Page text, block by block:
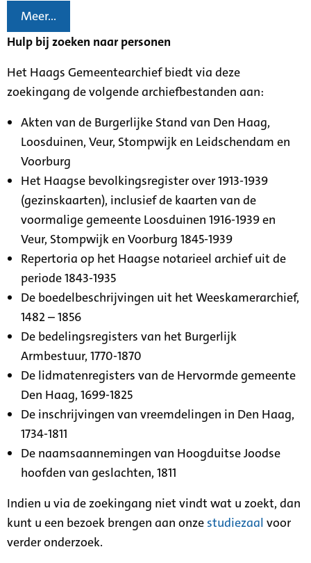
Meer...
Hulp bij zoeken naar personen
Het Haags Gemeentearchief biedt via deze
zoekingang de volgende archiefbestanden aan:
Akten van de Burgerlijke Stand van Den Haag,
Loosduinen, Veur, Stompwijk en Leidschendam en
Voorburg
Het Haagse bevolkingsregister over 1913-1939
(gezinskaarten), inclusief de kaarten van de
voormalige gemeente Loosduinen 1916-1939 en
Veur, Stompwijk en Voorburg 1845-1939
Repertoria op het Haagse notarieel archief uit de
periode 1843-1935
De boedelbeschrijvingen uit het Weeskamerarchief,
1482 – 1856
De bedelingsregisters van het Burgerlijk
Armbestuur, 1770-1870
De lidmatenregisters van de Hervormde gemeente
Den Haag, 1699-1825
De inschrijvingen van vreemdelingen in Den Haag,
1734-1811
De naamsaannemingen van Hoogduitse Joodse
hoofden van geslachten, 1811
Indien u via de zoekingang niet vindt wat u zoekt, dan
kunt u een bezoek brengen aan onze studiezaal voor
verder onderzoek.